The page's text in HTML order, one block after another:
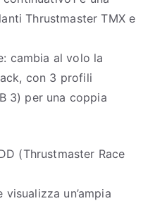
Thrustmaster TMX e
cambia al volo la
con 3 profili
3) per una coppia
(Thrustmaster Race
un’ampia